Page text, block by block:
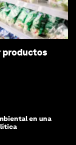
productos
en una